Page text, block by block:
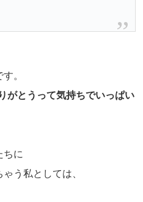
。
がとうって気持ちでいっぱい
ちに
う私としては、